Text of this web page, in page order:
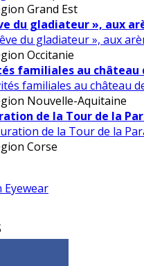
Grand Est
du gladiateur », aux
Occitanie
familiales au château
Nouvelle-Aquitaine
de la Tour de la
Corse